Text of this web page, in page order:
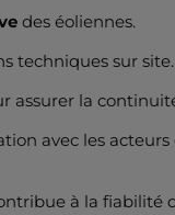
des éoliennes.
techniques sur site.
assurer la
avec les
à la fiabilité